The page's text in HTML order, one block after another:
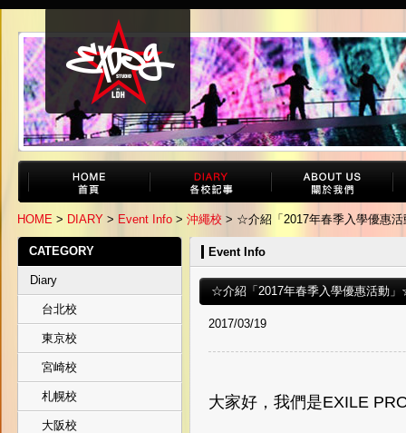
HOME > DIARY > Event Info > 沖繩校 > ☆介紹「2017年春季入學優惠
CATEGORY
Diary
台北校
東京校
宮崎校
札幌校
大阪校
Event Info
☆介紹「2017年春季入學優惠活動
2017/03/19
大家好，我們是EXILE